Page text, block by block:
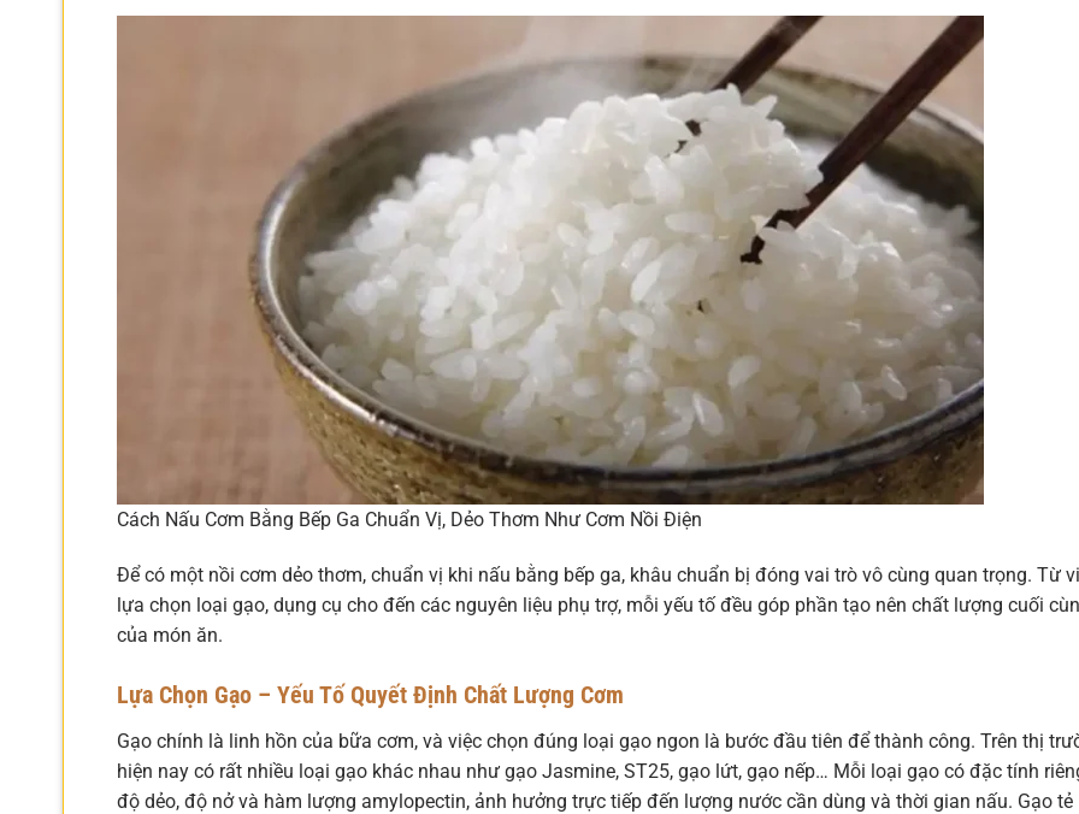
Cách Nấu Cơm Bằng Bếp Ga Chuẩn Vị, Dẻo Thơm Như Cơm Nồi Điện
Để có một nồi cơm dẻo thơm, chuẩn vị khi nấu bằng bếp ga, khâu chuẩn bị đóng vai trò vô cùng quan trọng. Từ
lựa chọn loại gạo, dụng cụ cho đến các nguyên liệu phụ trợ, mỗi yếu tố đều góp phần tạo nên chất lượng cuối
của món ăn.
Lựa Chọn Gạo – Yếu Tố Quyết Định Chất Lượng Cơm
Gạo chính là linh hồn của bữa cơm, và việc chọn đúng loại gạo ngon là bước đầu tiên để thành công. Trên thị
hiện nay có rất nhiều loại gạo khác nhau như gạo Jasmine, ST25, gạo lứt, gạo nếp… Mỗi loại gạo có đặc tính
độ dẻo, độ nở và hàm lượng amylopectin, ảnh hưởng trực tiếp đến lượng nước cần dùng và thời gian nấu. Gạo tẻ